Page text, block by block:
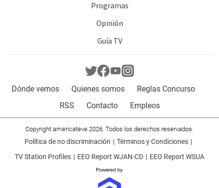
Programas
Opinión
Guía TV
Dónde vernos Quienes somos
Reglas Concurso
RSS
Contacto Empleos
Copyright americateve 2026. Todos los derechos reservados.
Política de no discriminación
Términos y Condiciones
TV Station Profiles
EEO Report WJAN-CD EEO Report WSUA